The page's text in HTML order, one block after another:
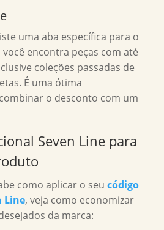
uma aba específica para o
encontra peças com até
coleções passadas de
É uma ótima
o desconto com um
Seven Line para
como aplicar o seu código
Line, veja como economizar
da marca: